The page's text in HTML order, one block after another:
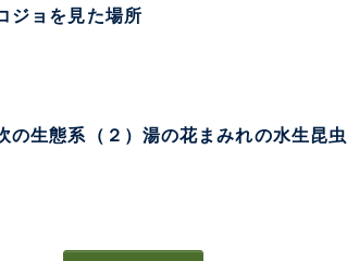
ジョを見た場所
の生態系（２）湯の花まみれの水生昆虫